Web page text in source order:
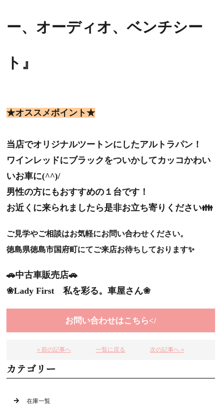
ー、オーディオ、ベンチシー
ト 』
★オススメポイント★
当店でオリジナルツートンにしたアルトラパン！
ワインレッドにブラックをついかしてカッコかわい
いお車に(^^)/
男性の方にもおすすめの１台です！
お近くに来られましたら是非お立ち寄りください👪
ご見学やご相談はお気軽にお問い合わせください。
徳島県徳島市国府町にてご来店お待ちしております✨
🚗中古車販売店🚗
❀Lady First 私を彩る。車屋さん❀
お問い合わせはこちら</
« 前の記事へ 一覧に戻る 次の記事へ »
カテゴリー
在庫一覧